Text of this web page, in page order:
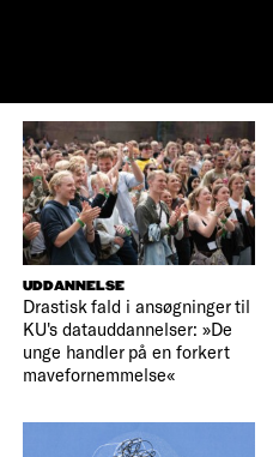
UDDANNELSE
Drastisk fald i ansøgninger til
KU's datauddannelser: »De
unge handler på en forkert
mavefornemmelse«